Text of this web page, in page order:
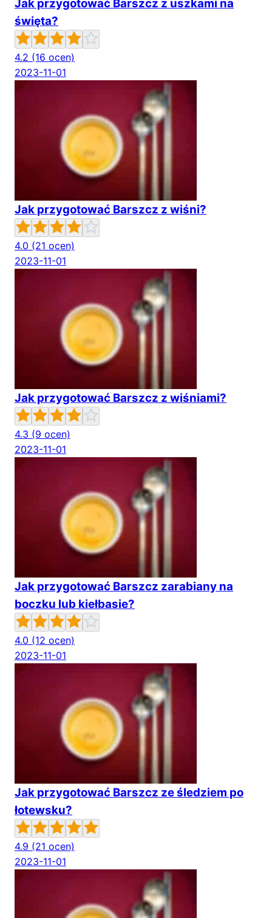
Jak przygotować Barszcz z uszkami na
święta?
4.2 (16 ocen)
2023-11-01
Jak przygotować Barszcz z wiśni?
4.0 (21 ocen)
2023-11-01
Jak przygotować Barszcz z wiśniami?
4.3 (9 ocen)
2023-11-01
Jak przygotować Barszcz zarabiany na
boczku lub kiełbasie?
4.0 (12 ocen)
2023-11-01
Jak przygotować Barszcz ze śledziem po
łotewsku?
4.9 (21 ocen)
2023-11-01